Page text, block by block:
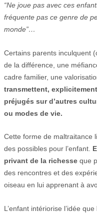
“Ne joue pas avec ces
fréquente pas ce genre de
monde”…
Certains parents inculquent
de la différence, une
cadre familier, une
transmettent,
préjugés sur d’autres
ou modes de vie.
Cette forme de maltraitance
des possibles pour l’enfant.
privant de la richesse que
des rencontres et des
oiseau en lui apprenant à
L’enfant intériorise l’idée